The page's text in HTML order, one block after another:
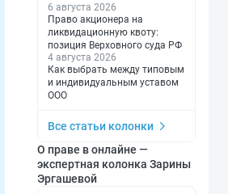
6 августа 2026
Право акционера на
ликвидационную квоту:
позиция Верховного суда РФ
4 августа 2026
Как выбрать между типовым
и индивидуальным уставом
ООО
Все статьи колонки
О праве в онлайне —
экспертная колонка Зарины
Эргашевой